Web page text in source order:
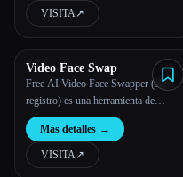
besar ayudan a los creadores a
monetizar.
VISITA↗︎
Video Face Swap
Free AI Video Face Swapper (sin
registro) es una herramienta de
edición de vídeo basada en la IA que
crea intercambios de rostros realistas
y sin problemas con facilidad para
los usuarios de todos los niveles de
Más detalles →
VISITA↗︎